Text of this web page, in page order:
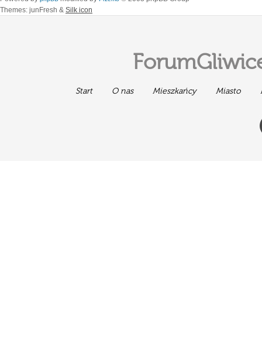
Themes: junFresh & Silk icon
Start O nas Mieszkańcy Miasto